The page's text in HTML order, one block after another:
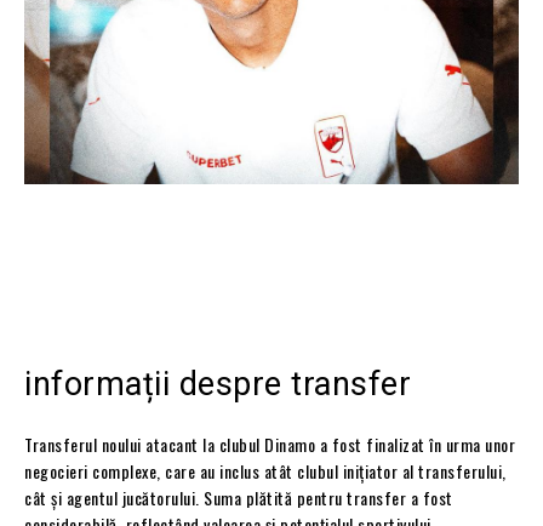
informații despre transfer
Transferul noului atacant la clubul Dinamo a fost finalizat în urma unor
negocieri complexe, care au inclus atât clubul inițiator al transferului,
cât și agentul jucătorului. Suma plătită pentru transfer a fost